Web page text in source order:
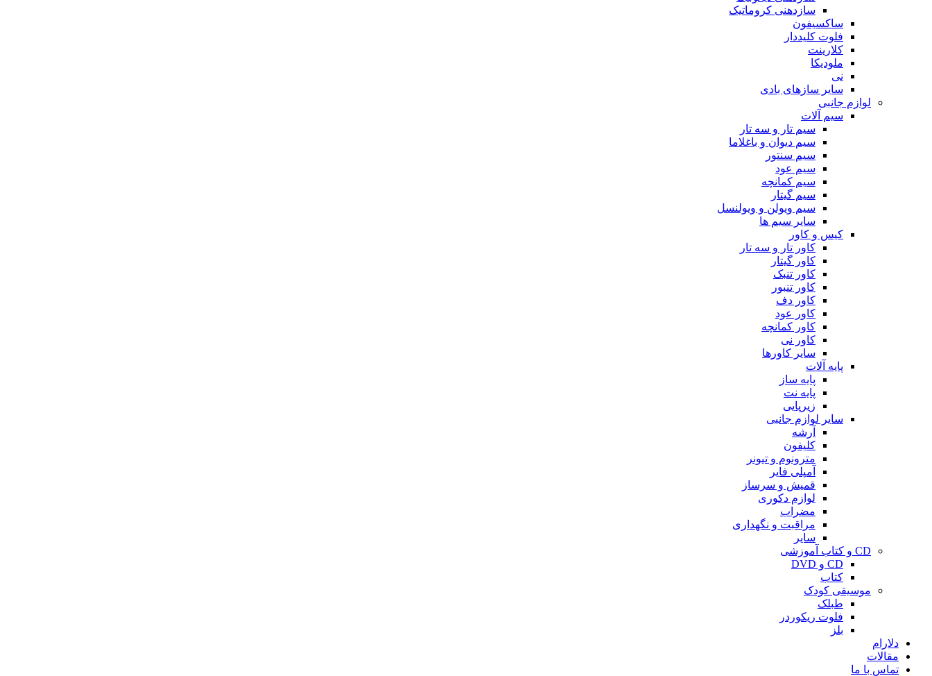
سازدهنی کروماتیک
ساکسیفون
فلوت کلیددار
کلارینت
ملودیکا
نی
سایر سازهای بادی
لوازم جانبی
سیم آلات
سیم تار و سه تار
سیم دیوان و باغلاما
سیم سنتور
سیم عود
سیم کمانچه
سیم گیتار
سیم ویولن و ویولنسل
سایر سیم ها
کیس و کاور
کاور تار و سه تار
کاور گیتار
کاور تنبک
کاور تنبور
کاور دف
کاور عود
کاور کمانچه
کاور نی
سایر کاورها
پایه آلات
پایه ساز
پایه نت
زیرپایی
سایر لوازم جانبی
آرشه
کلیفون
مترونوم و تیونر
آمپلی فایر
قمیش و سرساز
لوازم دکوری
مضراب
مراقبت و نگهداری
سایر
CD و کتاب آموزشی
CD و DVD
کتاب
موسیقی کودک
طبلک
فلوت ریکوردر
بلز
دلارام
مقالات
تماس با ما